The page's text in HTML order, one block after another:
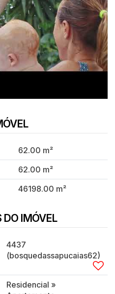
62.00 m²
62.00 m²
46198.00 m²
DO IMÓVEL
4437
(bosquedassapucaias62)
Residencial »